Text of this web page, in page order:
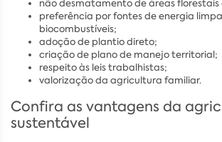
não desmatamento de áreas florestais
preferência por fontes de energia
biocombustíveis;
adoção de plantio direto;
criação de plano de manejo territorial;
respeito às leis trabalhistas;
valorização da agricultura familiar.
Confira as vantagens da
sustentável